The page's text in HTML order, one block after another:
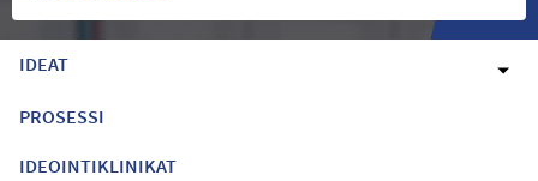
IDEAT
PROSESSI
IDEOINTIKLINIKAT